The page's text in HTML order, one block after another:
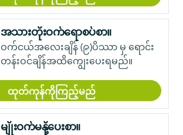
အသားတိုးဝက်ရောစပ်စာ။
ဝက်ငယ်အလေးချိန် (၉)ပိဿာ မှ ရောင်း
တန်းဝင်ချိန်အထိကျွေးပေးရမည်။
ထုတ်ကုန်ကိုကြည့်မည်
မျိုးဝက်မနို့ပေးစာ။